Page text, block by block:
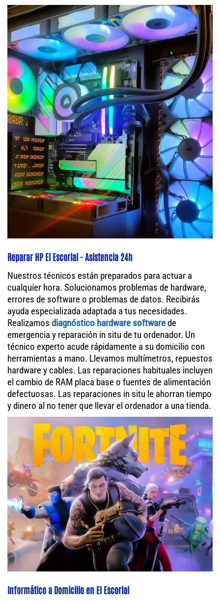
Reparar HP El Escorial - Asistencia 24h
Nuestros técnicos están preparados para actuar a
cualquier hora. Solucionamos problemas de hardware,
errores de software o problemas de datos. Recibirás
ayuda especializada adaptada a tus necesidades.
Realizamos diagnóstico hardware softwarede
emergencia y reparación in situ de tu ordenador. Un
técnico experto acude rápidamente a su domicilio con
herramientas a mano. Llevamos multímetros, repuestos
hardware y cables. Las reparaciones habituales incluyen
el cambio de RAM placa base o fuentes de alimentación
defectuosas. Las reparaciones in situ le ahorran tiempo
y dinero al no tener que llevar el ordenador a una tienda.
Informático a Domicilio en El Escorial